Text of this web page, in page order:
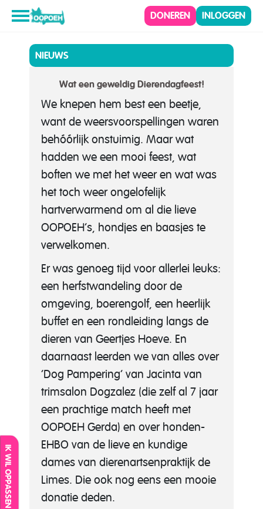
DONEREN INLOGGEN
IK WIL OPPASSEN
NIEUWS
Wat een geweldig Dierendagfeest!
We knepen hem best een beetje,
want de weersvoorspellingen waren
behóórlijk onstuimig. Maar wat
hadden we een mooi feest, wat
boften we met het weer en wat was
het toch weer ongelofelijk
hartverwarmend om al die lieve
OOPOEH’s, hondjes en baasjes te
verwelkomen.
Er was genoeg tijd voor allerlei leuks:
een herfstwandeling door de
omgeving, boerengolf, een heerlijk
buffet en een rondleiding langs de
dieren van Geertjes Hoeve. En
daarnaast leerden we van alles over
‘Dog Pampering’ van Jacinta van
trimsalon Dogzalez (die zelf al 7 jaar
een prachtige match heeft met
OOPOEH Gerda) en over honden-
EHBO van de lieve en kundige
dames van dierenartsenpraktijk de
Limes. Die ook nog eens een mooie
donatie deden.